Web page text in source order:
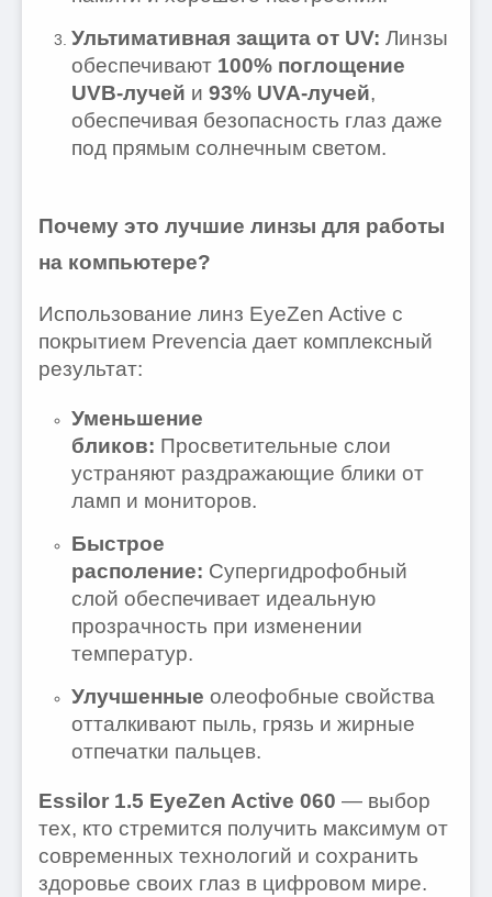
Ультимативная защита от UV: Линзы
обеспечивают 100% поглощение
UVB-лучей и 93% UVA-лучей,
обеспечивая безопасность глаз даже
под прямым солнечным светом.
Почему это лучшие линзы для работы
на компьютере?
Использование линз EyeZen Active с
покрытием Prevencia дает комплексный
результат:
Уменьшение
бликов: Просветительные слои
устраняют раздражающие блики от
ламп и мониторов.
Быстрое
располение: Супергидрофобный
слой обеспечивает идеальную
прозрачность при изменении
температур.
Улучшенные олеофобные свойства
отталкивают пыль, грязь и жирные
отпечатки пальцев.
Essilor 1.5 EyeZen Active 060 — выбор
тех, кто стремится получить максимум от
современных технологий и сохранить
здоровье своих глаз в цифровом мире.